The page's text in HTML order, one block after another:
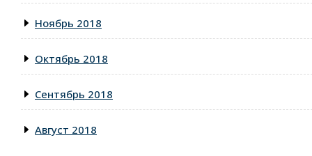
Ноябрь 2018
Октябрь 2018
Сентябрь 2018
Август 2018